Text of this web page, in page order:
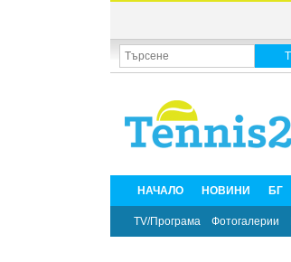
НАЧАЛО НОВИНИ БГ
TV/Програма Фотогалерии